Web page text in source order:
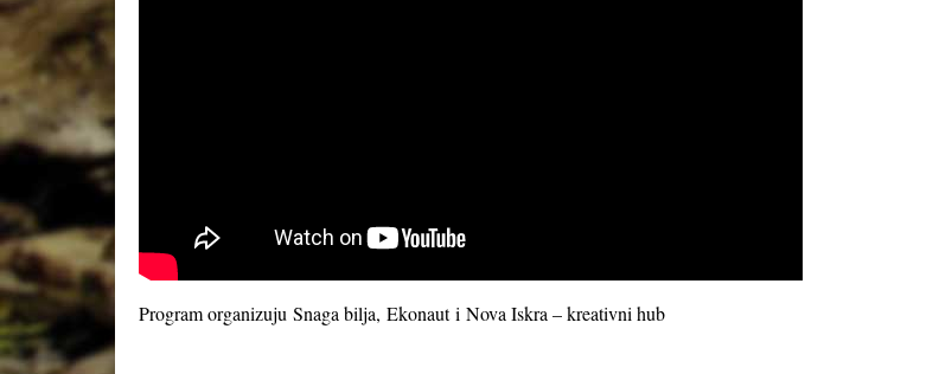
Program organizuju Snaga bilja, Ekonauti Nova Iskra – kreativni hub